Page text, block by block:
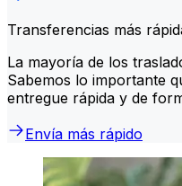
Transferencias más
La mayoría de los
Sabemos lo importante
entregue rápida y de
Envía más rápido